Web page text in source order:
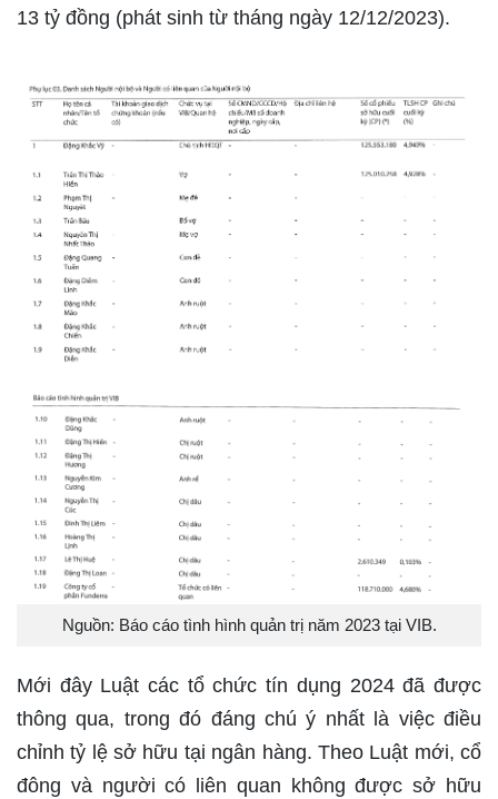
13 tỷ đồng (phát sinh từ tháng ngày 12/12/2023).
Nguồn: Báo cáo tình hình quản trị năm 2023 tại VIB.
Mới đây Luật các tổ chức tín dụng 2024 đã được
thông qua, trong đó đáng chú ý nhất là việc điều
chỉnh tỷ lệ sở hữu tại ngân hàng. Theo Luật mới, cổ
đông và người có liên quan không được sở hữu